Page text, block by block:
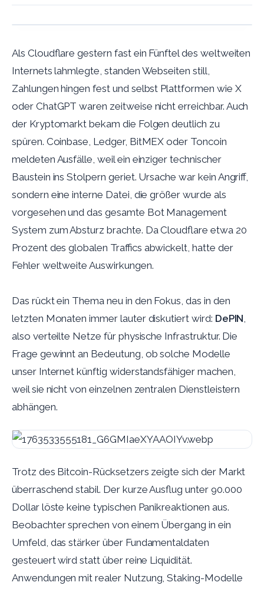
Als Cloudflare gestern fast ein Fünftel des weltweiten
Internets lahmlegte, standen Webseiten still,
Zahlungen hingen fest und selbst Plattformen wie X
oder ChatGPT waren zeitweise nicht erreichbar. Auch
der Kryptomarkt bekam die Folgen deutlich zu
spüren. Coinbase, Ledger, BitMEX oder Toncoin
meldeten Ausfälle, weil ein einziger technischer
Baustein ins Stolpern geriet. Ursache war kein Angriff,
sondern eine interne Datei, die größer wurde als
vorgesehen und das gesamte Bot Management
System zum Absturz brachte. Da Cloudflare etwa 20
Prozent des globalen Traffics abwickelt, hatte der
Fehler weltweite Auswirkungen.
Das rückt ein Thema neu in den Fokus, das in den
letzten Monaten immer lauter diskutiert wird: DePIN,
also verteilte Netze für physische Infrastruktur. Die
Frage gewinnt an Bedeutung, ob solche Modelle
unser Internet künftig widerstandsfähiger machen,
weil sie nicht von einzelnen zentralen Dienstleistern
abhängen.
Trotz des Bitcoin-Rücksetzers zeigte sich der Markt
überraschend stabil. Der kurze Ausflug unter 90.000
Dollar löste keine typischen Panikreaktionen aus.
Beobachter sprechen von einem Übergang in ein
Umfeld, das stärker über Fundamentaldaten
gesteuert wird statt über reine Liquidität.
Anwendungen mit realer Nutzung, Staking-Modelle